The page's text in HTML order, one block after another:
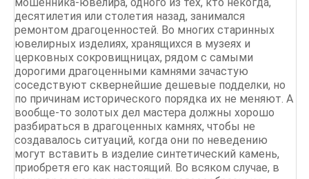
десятилетия или столетия назад, занимался
ремонтом драгоценностей. Во многих старинных
ювелирных изделиях, хранящихся в музеях и
церковных сокровищницах, рядом с самыми
дорогими драгоценными камнями зачастую
соседствуют сквернейшие дешевые подделки, но
по причинам исторического порядка их не меняют. А
вообще-то золотых дел мастера должны хорошо
разбираться в драгоценных камнях, чтобы не
создавалось ситуаций, когда они по неведению
могут вставить в изделие синтетический камень,
приобретя его как настоящий. Во всяком случае, в